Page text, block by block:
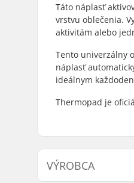
Táto náplasť
vrstvu oblečenia.
aktivitám alebo
Tento univerzálny
náplasť
ideálnym
Thermopad je
VÝROBCA